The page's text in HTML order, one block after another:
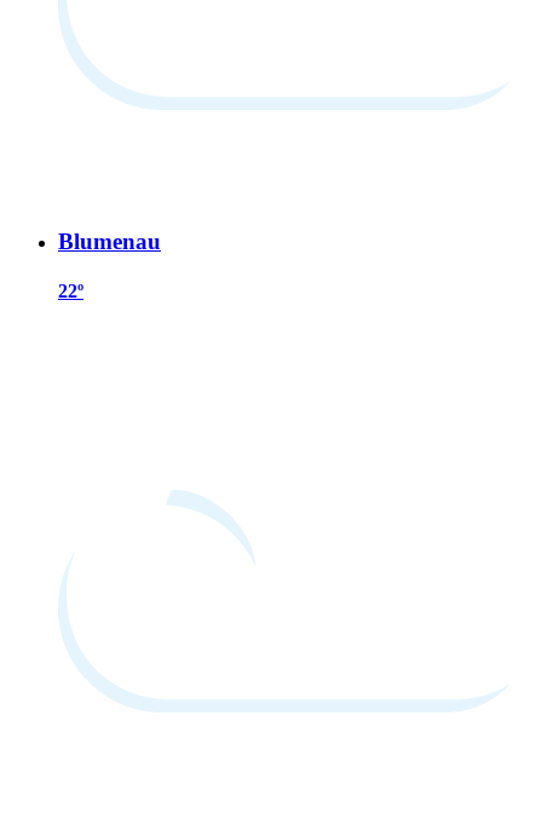
Blumenau
22º